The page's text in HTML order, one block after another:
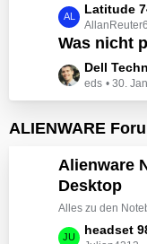
g
e
i
r
ä
g
e
B
i
ä
e
L
e
t
z
t
e
e
t
r
ä
g
Latitude
Was nicht
L
e
t
z
e
B
e
i
t
Dell
eds 30.
ALIENWARE
Alienware
Desktop
Alles zu den
L
headset